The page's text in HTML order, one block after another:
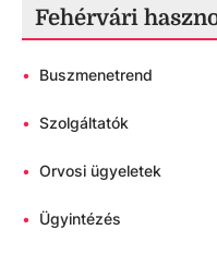
Fehérvári
• Buszmenetrend
• Szolgáltatók
• Orvosi ügyeletek
• Ügyintézés